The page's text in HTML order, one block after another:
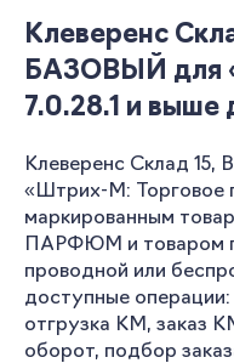
Клеверенс
БАЗОВЫЙ для
7.0.28.1 и выше
Клеверенс Склад
«Штрих-М: Торговое
маркированным
ПАРФЮМ и товаром
проводной или
доступные
отгрузка КМ, заказ
оборот, подбор